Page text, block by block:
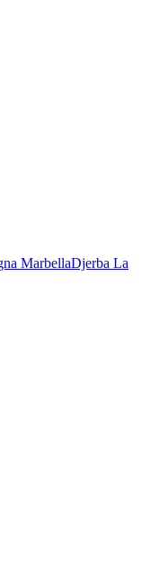
MarbellaDjerba La